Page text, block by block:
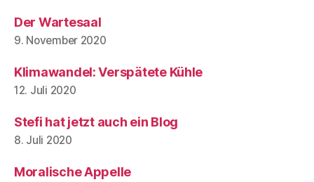
Der Wartesaal
9. November 2020
Klimawandel: Verspätete Kühle
12. Juli 2020
Stefi hat jetzt auch ein Blog
8. Juli 2020
Moralische Appelle